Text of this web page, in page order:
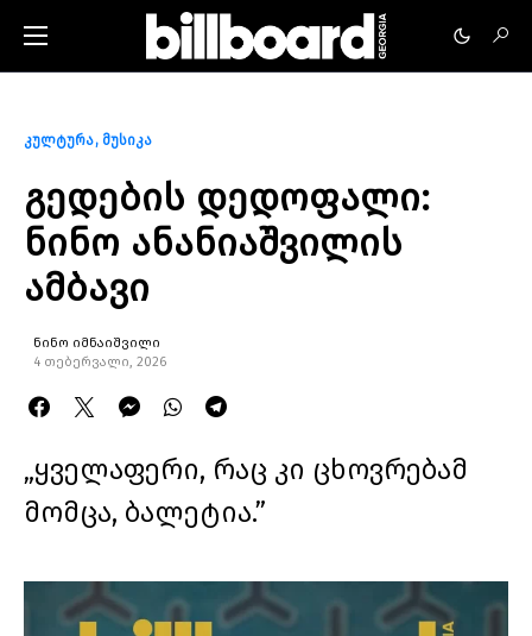
კულტურა მუსიკა
გედების დედოფალი:
ნინო ანანიაშვილის
ამბავი
ნინო იმნაიშვილი
4 თებერვალი, 2026
„ყველაფერი, რაც კი ცხოვრებამ
მომცა, ბალეტია.”